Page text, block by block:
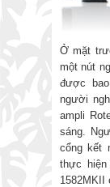
Ở mặt
một nút
được
người
ampli
sáng.
cổng kết
thực